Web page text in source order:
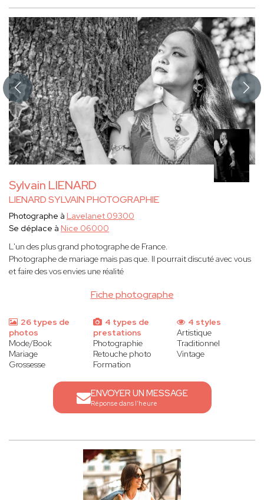
Sylvain LIENARD
LIENARD SYLVAIN PHOTOGRAPHIE
Fiche photographe
Photographe à Lavelanet 09300
Se déplace à Nice 06000
L'un des plus grand photographe de France.
Photographe de mariage mais pas que. Il pourrait discuté avec vous
et faire des vos envies une réalité
26 types de
photos
Mode/Book
Mariage
Grossesse
4 types de
prestations
Photographie
Retouche photo
Formation
4 styles
Artistique
Traditionnel
Vintage
ENVOYER UN MESSAGE
Réponse dans l'heure